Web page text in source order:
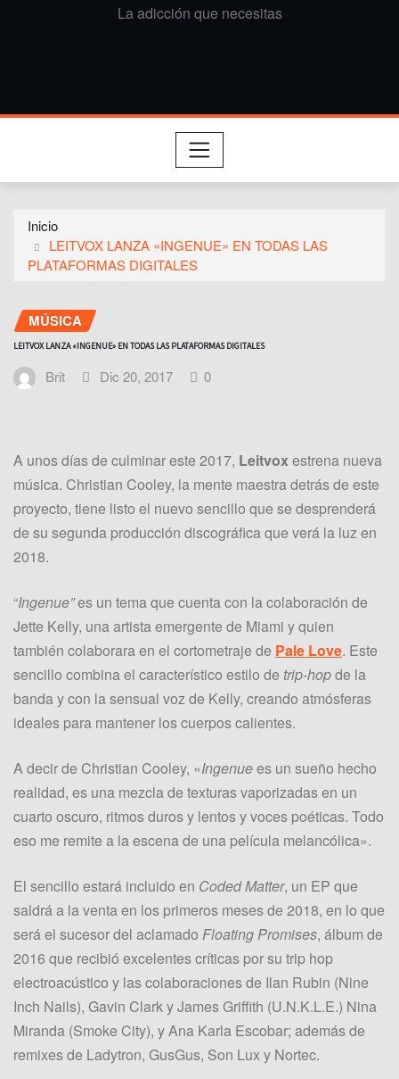
La adicción que necesitas
Inicio
LEITVOX LANZA «INGENUE» EN TODAS LAS
PLATAFORMAS DIGITALES
MÚSICA
LEITVOX LANZA «INGENUE» EN TODAS LAS PLATAFORMAS DIGITALES
Brit Dic 20, 2017 0
A unos días de culminar este 2017, Leitvoxestrena nueva
música. Christian Cooley, la mente maestra detrás de este
proyecto, tiene listo el nuevo sencillo que se desprenderá
de su segunda producción discográfica que verá la luz en
2018.
“Ingenue”es un tema que cuenta con la colaboración de
Jette Kelly, una artista emergente de Miami y quien
también colaborara en el cortometraje de Pale Love. Este
sencillo combina el característico estilo de trip-hopde la
banda y con la sensual voz de Kelly, creando atmósferas
ideales para mantener los cuerpos calientes.
A decir de Christian Cooley, «Ingenuees un sueño hecho
realidad, es una mezcla de texturas vaporizadas en un
cuarto oscuro, ritmos duros y lentos y voces poéticas. Todo
eso me remite a la escena de una película melancólica».
El sencillo estará incluido en Coded Matter, un EP que
saldrá a la venta en los primeros meses de 2018, en lo que
será el sucesor del aclamado Floating Promises, álbum de
2016 que recibió excelentes críticas por su trip hop
electroacústico y las colaboraciones de Ilan Rubin (Nine
Inch Nails), Gavin Clark y James Griffith (U.N.K.L.E.) Nina
Miranda (Smoke City), y Ana Karla Escobar; además de
remixes de Ladytron, GusGus, Son Lux y Nortec.